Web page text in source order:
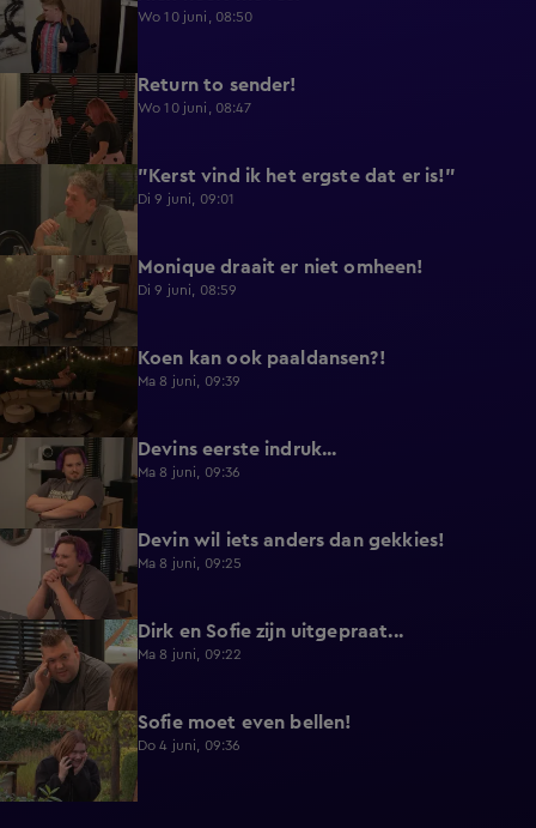
Wo 10 juni, 08:50
0:36 Return to sender!
Wo 10 juni, 08:47
"Kerst vind ik het ergste dat er is!"
Di 9 juni, 09:01
0:29 Monique draait er niet omheen!
Di 9 juni, 08:59
0:38 Koen kan ook paaldansen?!
Ma 8 juni, 09:39
0:30 Devins eerste indruk...
Ma 8 juni, 09:36
0:25 Devin wil iets anders dan gekkies!
Ma 8 juni, 09:25
0:26 Dirk en Sofie zijn uitgepraat...
Ma 8 juni, 09:22
1:13 Sofie moet even bellen!
Do 4 juni, 09:36